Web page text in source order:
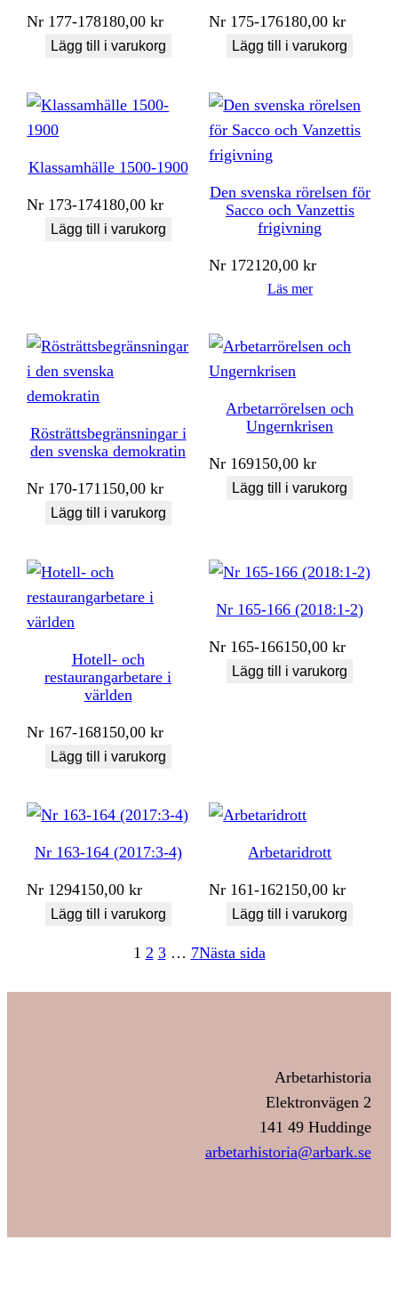
Nr 177-178180,00kr
Lägg till i varukorg
Nr 175-176180,00kr
Lägg till i varukorg
Klassamhälle 1500-1900
Nr 173-174180,00kr
Lägg till i varukorg
Den svenska rörelsen för
Sacco och Vanzettis
frigivning
Nr 172120,00kr
Läs mer
Rösträttsbegränsningar i
den svenska demokratin
Nr 170-171150,00kr
Lägg till i varukorg
Arbetarrörelsen och
Ungernkrisen
Nr 169150,00kr
Lägg till i varukorg
Hotell- och
restaurangarbetare i
världen
Nr 167-168150,00kr
Lägg till i varukorg
Nr 165-166 (2018:1-2)
Nr 165-166150,00kr
Lägg till i varukorg
Nr 163-164 (2017:3-4)
Nr 1294150,00kr
Lägg till i varukorg
Arbetaridrott
Nr 161-162150,00kr
Lägg till i varukorg
1 2 3 … 7Nästa sida
Arbetarhistoria
Elektronvägen 2
141 49 Huddinge
arbetarhistoria@arbark.se